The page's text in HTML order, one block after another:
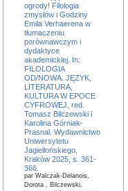
ogrody! Filologia
zmysłów i Godziny
Emila Verhaerena w
tłumaczeniu
porównawczym i
dydaktyce
akademickiej. In:
FILOLOGIA
OD/NOWA. JĘZYK,
LITERATURA,
KULTURA W EPOCE
CYFROWEJ, red.
Tomasz Bilczewski i
Karolina Górniak-
Prasnal. Wydawnictwo
Uniwersytetu
Jagiellońskiego,
Kraków 2025, s. 361-
366.
par Walczak-Delanois,
Dorota , Bilczewski,